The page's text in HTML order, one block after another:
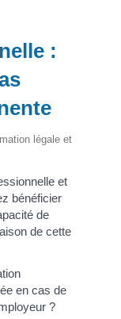
:
légale et
et
bénéficier
de
de cette
en cas de
?